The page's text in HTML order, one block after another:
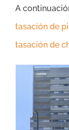
A
tasación de
tasación de